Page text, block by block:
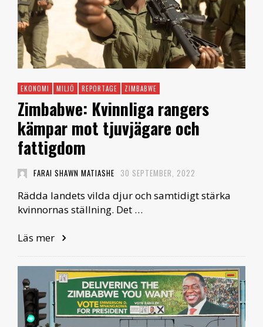
EKONOMI MILJÖ REPORTAGE ZIMBABWE
Zimbabwe: Kvinnliga rangers
kämpar mot tjuvjägare och
fattigdom
FARAI SHAWN MATIASHE 30 SEPTEMBER, 2022
Rädda landets vilda djur och samtidigt stärka
kvinnornas ställning. Det …
Läs mer